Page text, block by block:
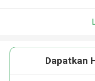
Dapatkan